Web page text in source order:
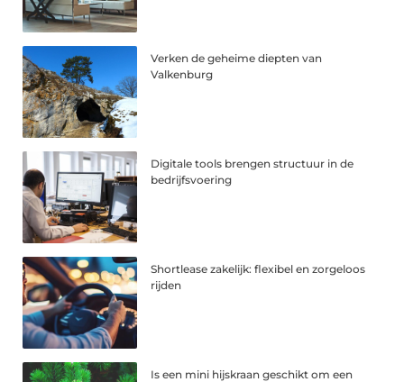
Verken de geheime diepten van
Valkenburg
Digitale tools brengen structuur in de
bedrijfsvoering
Shortlease zakelijk: flexibel en zorgeloos
rijden
Is een mini hijskraan geschikt om een